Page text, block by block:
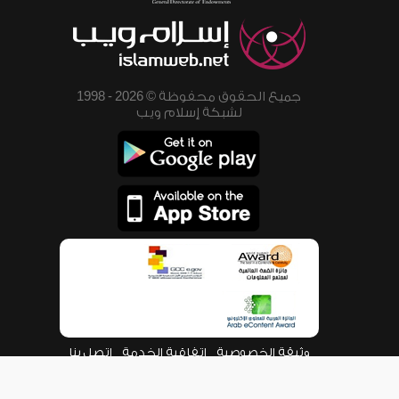
جميع الحقوق محفوظة © 2026 - 1998
لشبكة إسلام ويب
وثيقة الخصوصية اتفاقية الخدمة اتصل بنا